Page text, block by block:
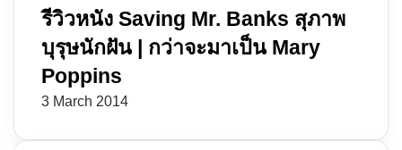
รีวิวหนัง Saving Mr. Banks สุภาพ
บุรุษนักฝัน | กว่าจะมาเป็น Mary
Poppins
3 March 2014